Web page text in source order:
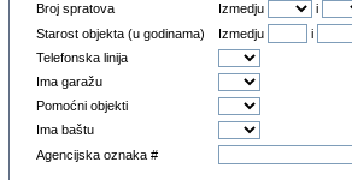
Broj spratova
Izmedju
i
Starost objekta (u godinama)
Izmedju
i
Telefonska linija
Ima garažu
Pomoćni objekti
Ima baštu
Agencijska oznaka #